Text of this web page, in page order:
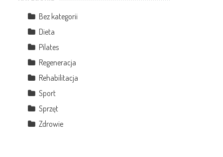
Bez kategorii
Dieta
Pilates
Regeneracja
Rehabilitacja
Sport
Sprzęt
Zdrowie